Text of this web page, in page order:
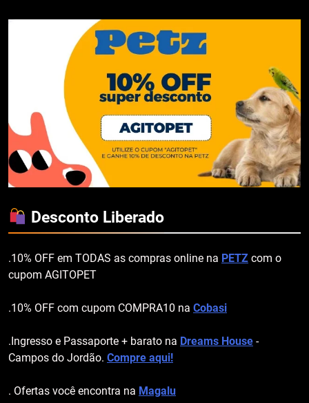
Desconto Liberado
.10% OFF em TODAS as compras online na PETZ com o
cupom AGITOPET
.10% OFF com cupom COMPRA10 na Cobasi
.Ingresso e Passaporte + barato na Dreams House -
Campos do Jordão. Compre aqui!
. Ofertas você encontra na Magalu